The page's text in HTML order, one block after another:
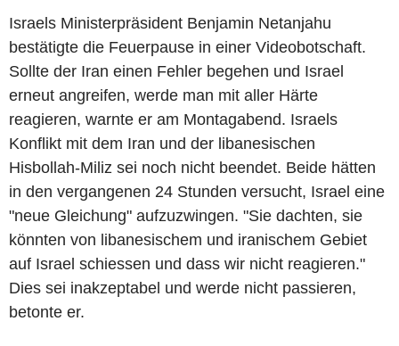
Israels Ministerpräsident Benjamin Netanjahu
bestätigte die Feuerpause in einer Videobotschaft.
Sollte der Iran einen Fehler begehen und Israel
erneut angreifen, werde man mit aller Härte
reagieren, warnte er am Montagabend. Israels
Konflikt mit dem Iran und der libanesischen
Hisbollah-Miliz sei noch nicht beendet. Beide hätten
in den vergangenen 24 Stunden versucht, Israel eine
"neue Gleichung" aufzuzwingen. "Sie dachten, sie
könnten von libanesischem und iranischem Gebiet
auf Israel schiessen und dass wir nicht reagieren."
Dies sei inakzeptabel und werde nicht passieren,
betonte er.